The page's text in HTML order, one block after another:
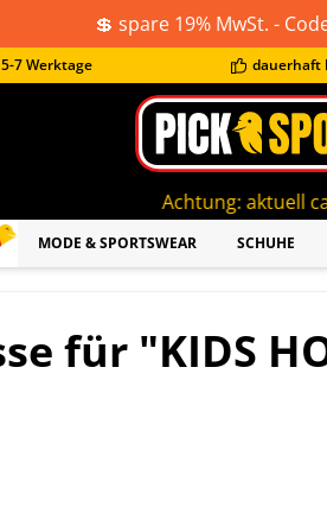
💲 spare 19% MwSt. -
7 Werktage dauerhaft
Achtung: aktuell ca.
MODE & SPORTSWEAR SCHUHE
für "KIDS